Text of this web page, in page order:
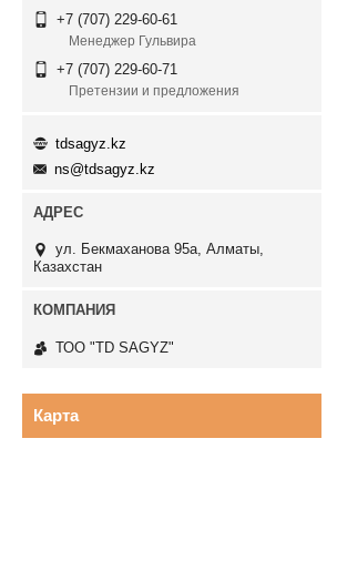
+7 (707) 229-60-61
Менеджер Гульвира
+7 (707) 229-60-71
Претензии и предложения
tdsagyz.kz
ns@tdsagyz.kz
ул. Бекмаханова 95а, Алматы,
Казахстан
ТОО "TD SAGYZ"
Карта